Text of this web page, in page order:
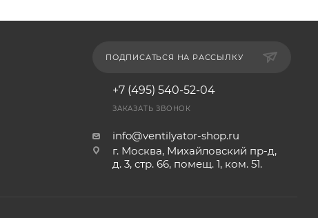
ПОДПИСАТЬСЯ НА РАССЫЛКУ
+7 (495) 540-52-04
ЗАКАЗАТЬ ЗВОНОК
info@ventilyator-shop.ru
г. Москва, Михайловский пр-д,
д. 3, cтр. 66, помещ. 1, ком. 51.